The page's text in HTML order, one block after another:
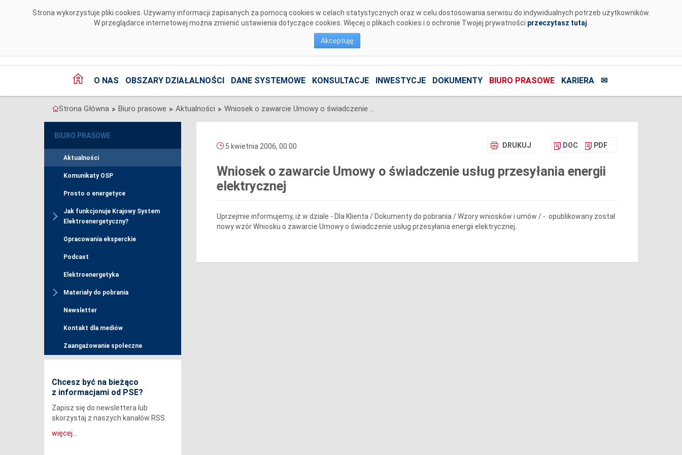
Strona wykorzystuje pliki cookies. Używamy informacji zapisanych za pomocą cookies w celach statystycznych oraz w celu dostosowania serwisu do indywidualnych potrzeb użytkowników.
W przeglądarce internetowej można zmienić ustawienia dotyczące cookies. Więcej o plikach cookies i o ochronie Twojej prywatności przeczytasz tutaj
Akceptuję
O NAS OBSZARY DZIAŁALNOŚCI DANE SYSTEMOWE KONSULTACJE INWESTYCJE DOKUMENTY BIURO PRASOWE KARIERA ✉
Strona Główna > Biuro prasowe > Aktualności > Wniosek o zawarcie Umowy o świadczenie usług przesyłania energii elektrycznej
BIURO PRASOWE
Aktualności
Komunikaty OSP
Prosto o energetyce
Jak funkcjonuje Krajowy System
Elektroenergetyczny?
Opracowania eksperckie
Podcast
Elektroenergetyka
Materiały do pobrania
Newsletter
Kontakt dla mediów
Zaangażowanie społeczne
Chcesz być na bieżąco
z informacjami od PSE?
Zapisz się do newslettera lub
skorzystaj z naszych kanałów RSS.
więcej...
DRUKUJ DOC PDF
5 kwietnia 2006, 00:00
Wniosek o zawarcie Umowy o świadczenie usług przesyłania energii
elektrycznej
Uprzejmie informujemy, iż w dziale - Dla Klienta / Dokumenty do pobrania / Wzory wniosków i umów / - opublikowany został
nowy wzór Wniosku o zawarcie Umowy o świadczenie usług przesyłania energii elektrycznej.